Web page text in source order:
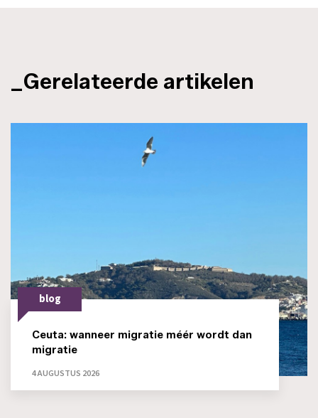
_Gerelateerde artikelen
blog
Ceuta: wanneer migratie méér wordt dan
migratie
4 AUGUSTUS 2026